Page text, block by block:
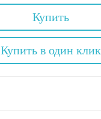
Купить
Купить в один клик